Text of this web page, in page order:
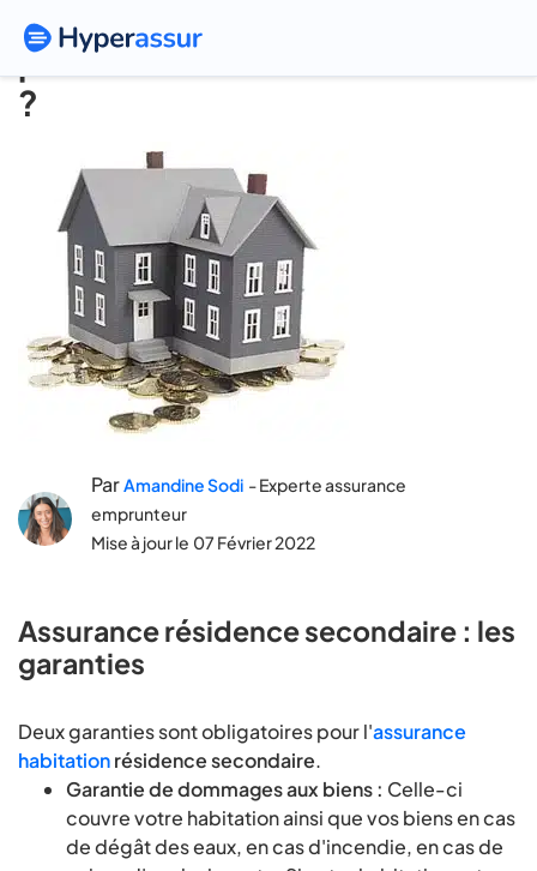
Quelle assurance habitation
pour sa résidence secondaire
?
ParAmandine Sodi - Experte assurance
emprunteur
Mise à jour le 07 Février 2022
Assurance résidence secondaire : les
garanties
Deux garanties sont obligatoires pour l'assurance
habitationrésidence secondaire.
Garantie de dommages aux biens : Celle-ci
couvre votre habitation ainsi que vos biens en cas
de dégât des eaux, en cas d'incendie, en cas de